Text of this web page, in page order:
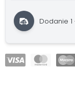
Dodanie